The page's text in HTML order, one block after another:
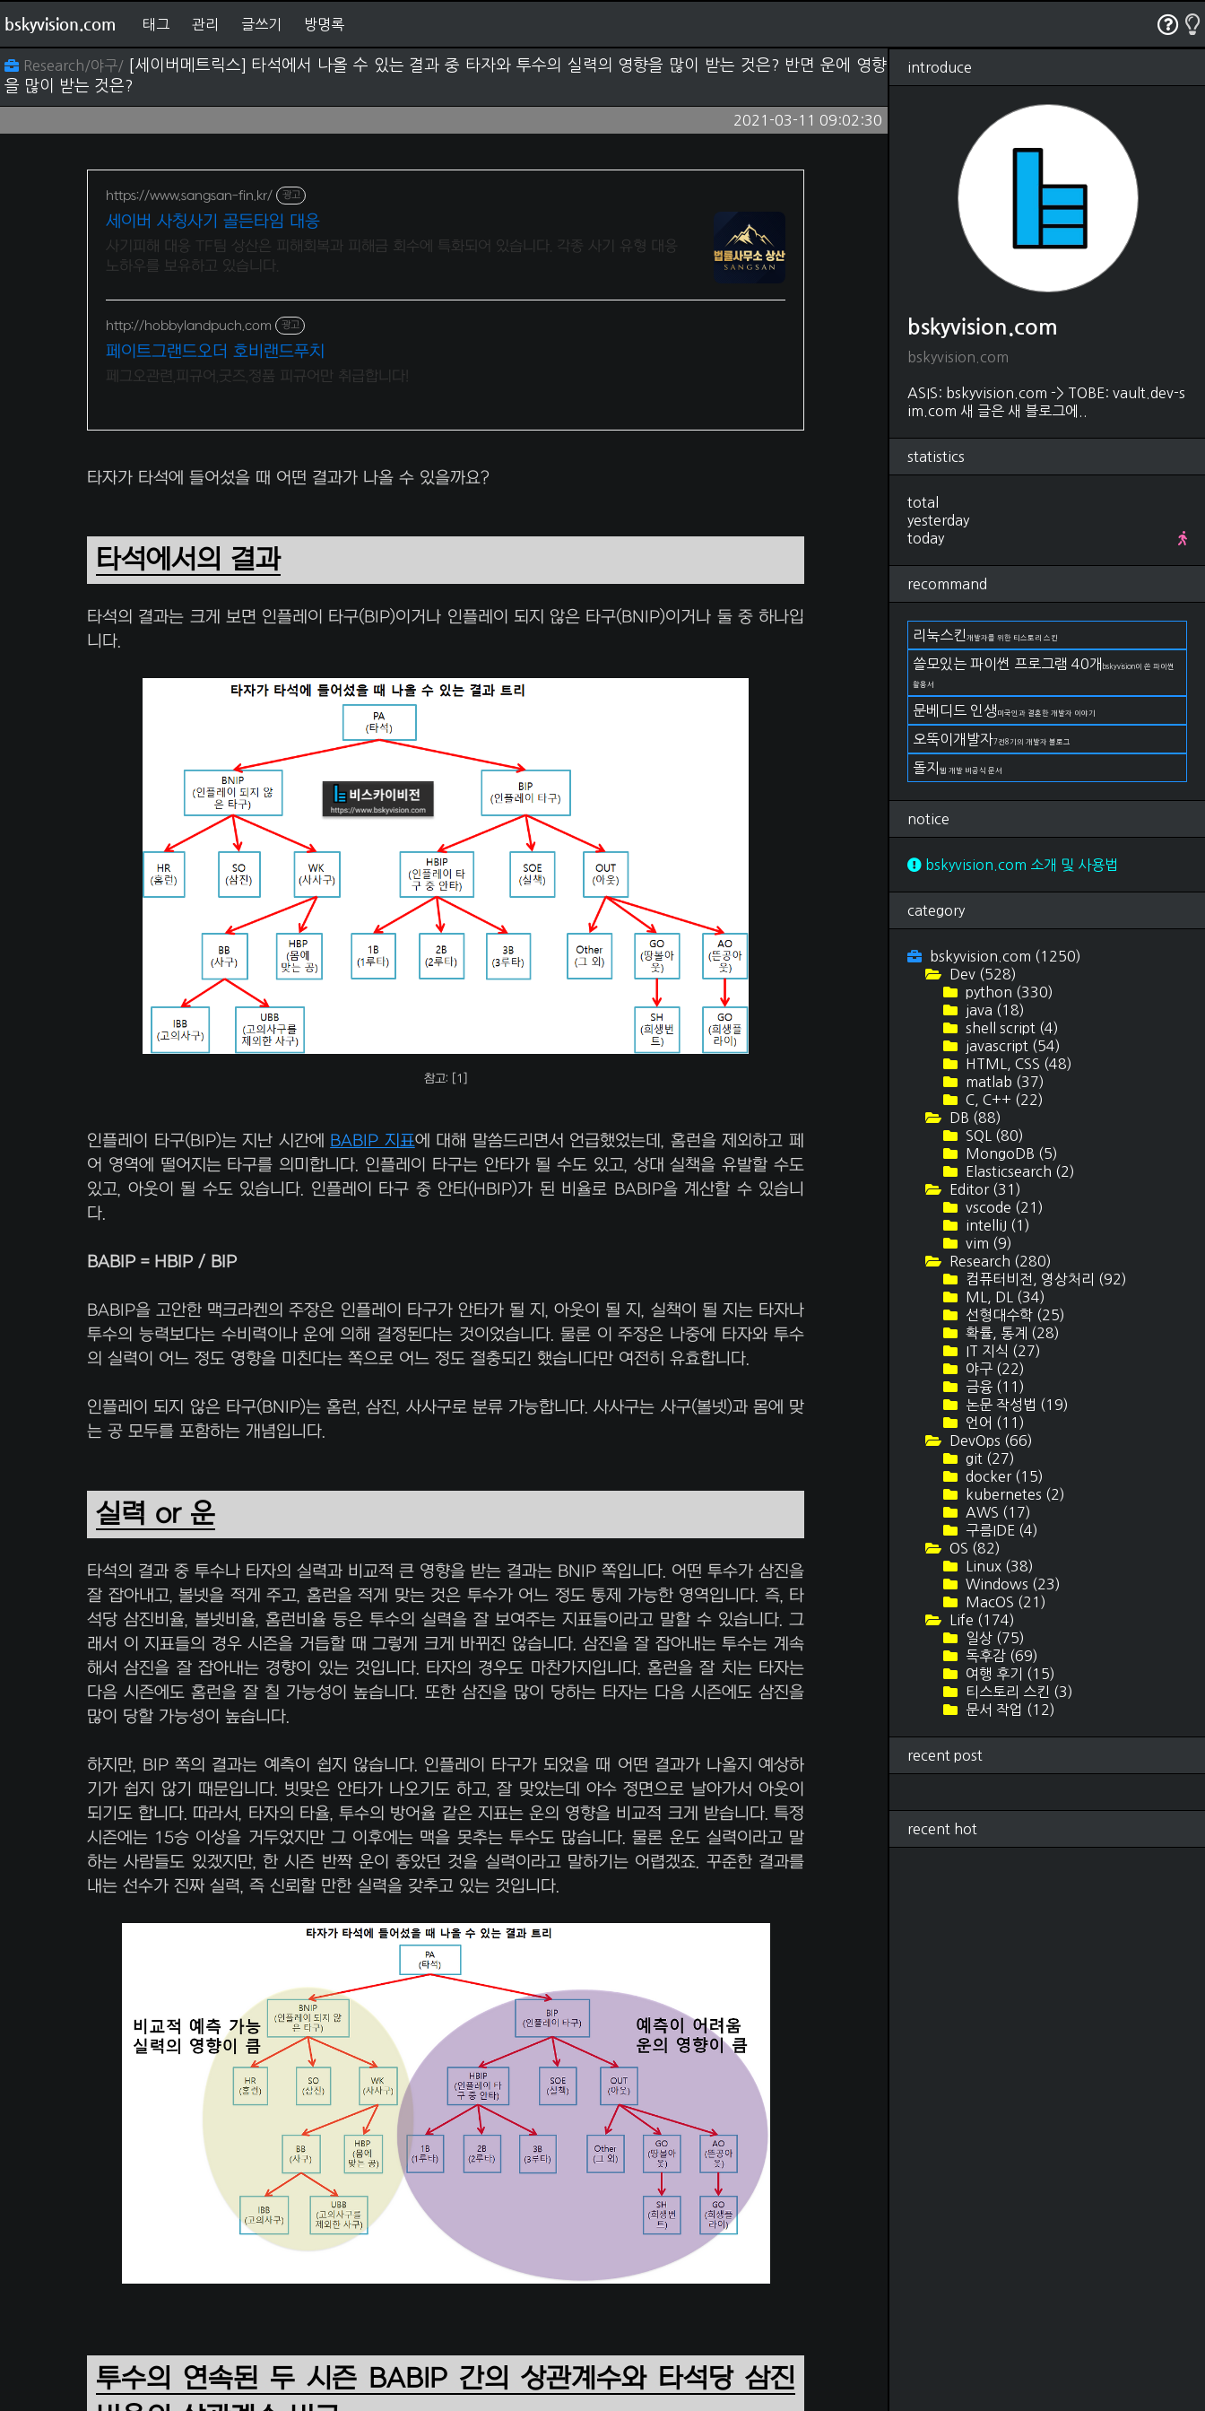
bskyvision.com 태그 관리 글쓰기 방명록
Research/야구/ [세이버메트릭스] 타석에서 나올 수 있는 결과 중 타자와 투수의 실력의 영향을 많이 받는 것은? 반면 운에 영향
을 많이 받는 것은?
2021-03-11 09:02:30
https://www.sangsan-fin.kr/ 광고
세이버 사칭사기 골든타임 대응
사기피해 대응 TF팀 상산은 피해회복과 피해금 회수에 특화되어 있습니다. 각종 사기 유형 대응
노하우를 보유하고 있습니다.
http://hobbylandpuch.com 광고
페이트그랜드오더 호비랜드푸치
페그오관련,피규어,굿즈,정품 피규어만 취급합니다!
타자가 타석에 들어섰을 때 어떤 결과가 나올 수 있을까요?
타석에서의 결과
타석의 결과는 크게 보면 인플레이 타구(BIP)이거나 인플레이 되지 않은 타구(BNIP)이거나 둘 중 하나입
니다.
참고: [1]
인플레이 타구(BIP)는 지난 시간에 BABIP 지표에 대해 말씀드리면서 언급했었는데, 홈런을 제외하고 페
어 영역에 떨어지는 타구를 의미합니다. 인플레이 타구는 안타가 될 수도 있고, 상대 실책을 유발할 수도
있고, 아웃이 될 수도 있습니다. 인플레이 타구 중 안타(HBIP)가 된 비율로 BABIP을 계산할 수 있습니
다.
BABIP = HBIP / BIP
BABIP을 고안한 맥크라켄의 주장은 인플레이 타구가 안타가 될 지, 아웃이 될 지, 실책이 될 지는 타자나
투수의 능력보다는 수비력이나 운에 의해 결정된다는 것이었습니다. 물론 이 주장은 나중에 타자와 투수
의 실력이 어느 정도 영향을 미친다는 쪽으로 어느 정도 절충되긴 했습니다만 여전히 유효합니다.
인플레이 되지 않은 타구(BNIP)는 홈런, 삼진, 사사구로 분류 가능합니다. 사사구는 사구(볼넷)과 몸에 맞
는 공 모두를 포함하는 개념입니다.
실력 or 운
타석의 결과 중 투수나 타자의 실력과 비교적 큰 영향을 받는 결과는 BNIP 쪽입니다. 어떤 투수가 삼진을
잘 잡아내고, 볼넷을 적게 주고, 홈런을 적게 맞는 것은 투수가 어느 정도 통제 가능한 영역입니다. 즉, 타
석당 삼진비율, 볼넷비율, 홈런비율 등은 투수의 실력을 잘 보여주는 지표들이라고 말할 수 있습니다. 그
래서 이 지표들의 경우 시즌을 거듭할 때 그렇게 크게 바뀌진 않습니다. 삼진을 잘 잡아내는 투수는 계속
해서 삼진을 잘 잡아내는 경향이 있는 것입니다. 타자의 경우도 마찬가지입니다. 홈런을 잘 치는 타자는
다음 시즌에도 홈런을 잘 칠 가능성이 높습니다. 또한 삼진을 많이 당하는 타자는 다음 시즌에도 삼진을
많이 당할 가능성이 높습니다.
하지만, BIP 쪽의 결과는 예측이 쉽지 않습니다. 인플레이 타구가 되었을 때 어떤 결과가 나올지 예상하
기가 쉽지 않기 때문입니다. 빗맞은 안타가 나오기도 하고, 잘 맞았는데 야수 정면으로 날아가서 아웃이
되기도 합니다. 따라서, 타자의 타율, 투수의 방어율 같은 지표는 운의 영향을 비교적 크게 받습니다. 특정
시즌에는 15승 이상을 거두었지만 그 이후에는 맥을 못추는 투수도 많습니다. 물론 운도 실력이라고 말
하는 사람들도 있겠지만, 한 시즌 반짝 운이 좋았던 것을 실력이라고 말하기는 어렵겠죠. 꾸준한 결과를
내는 선수가 진짜 실력, 즉 신뢰할 만한 실력을 갖추고 있는 것입니다.
투수의 연속된 두 시즌 BABIP 간의 상관계수와 타석당 삼진
introduce
bskyvision.com
bskyvision.com
ASIS: bskyvision.com -> TOBE: vault.dev-s
im.com 새 글은 새 블로그에..
statistics
total
yesterday
today
recommand
리눅스킨 개발자를 위한 티스토리 스킨
쓸모있는 파이썬 프로그램 40개 bskyvision이 쓴 파이썬
활용서
문베디드 인생 미국인과 결혼한 개발자 이야기
오뚝이개발자7전8기의 개발자 블로그
돌지 웹 개발 비공식 문서
notice
bskyvision.com 소개 및 사용법
category
bskyvision.com (1250)
Dev (528)
python (330)
java (18)
shell script (4)
javascript (54)
HTML, CSS (48)
matlab (37)
C, C++ (22)
DB (88)
SQL (80)
MongoDB (5)
Elasticsearch (2)
Editor (31)
vscode (21)
intelliJ (1)
vim (9)
Research (280)
컴퓨터비전, 영상처리 (92)
ML, DL (34)
선형대수학 (25)
확률, 통계 (28)
IT 지식 (27)
야구 (22)
금융 (11)
논문 작성법 (19)
언어 (11)
DevOps (66)
git (27)
docker (15)
kubernetes (2)
AWS (17)
구름IDE (4)
OS (82)
Linux (38)
Windows (23)
MacOS (21)
Life (174)
일상 (75)
독후감 (69)
여행 후기 (15)
티스토리 스킨 (3)
문서 작업 (12)
recent post
recent hot
RSS
bskyvision.com(1250)
(528)
python(330)
java
(4)
matlab
C, C++(22)
(88)
(80)
Elasticsearch
vscode
vim(9)
Research(280)
야구
언어
DevOps
docker
kubernetes(2)
AWS(17)
OS(82)
Linux(38)
Windows(23)
MacOS(21)
Life(174)
문서 작업 (12)